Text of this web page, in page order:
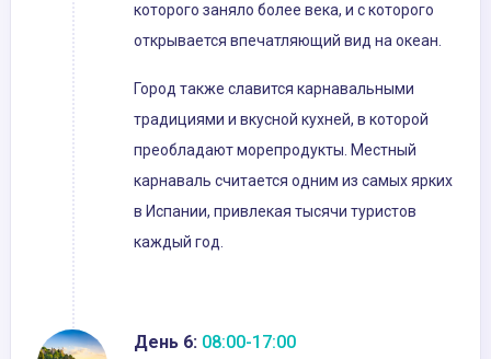
которого заняло более века, и с которого
открывается впечатляющий вид на океан.
Город также славится карнавальными
традициями и вкусной кухней, в которой
преобладают морепродукты. Местный
карнаваль считается одним из самых ярких
в Испании, привлекая тысячи туристов
каждый год.
День 6: 08:00-17:00